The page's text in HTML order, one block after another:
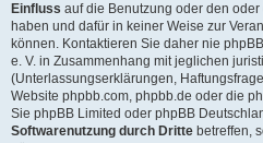
Einfluss auf die Benutzung oder den
haben und dafür in keiner Weise zur
können. Kontaktieren Sie daher nie
e. V. in Zusammenhang mit jeglichen
(Unterlassungserklärungen,
Website phpbb.com, phpbb.de oder die
Sie phpBB Limited oder phpBB
Softwarenutzung durch Dritte betreffen,